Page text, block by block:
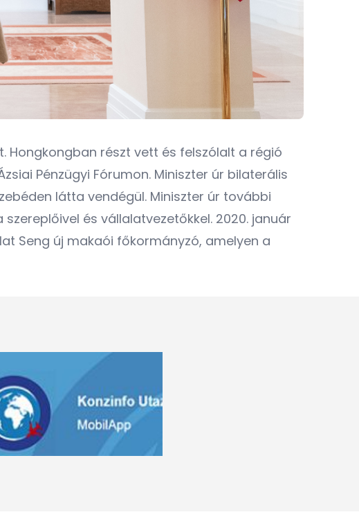
Hongkongban részt vett és felszólalt a régió
Pénzügyi Fórumon. Miniszter úr bilaterális
látta vendégül. Miniszter úr további
és vállalatvezetőkkel. 2020. január
Seng új makaói főkormányzó, amelyen a